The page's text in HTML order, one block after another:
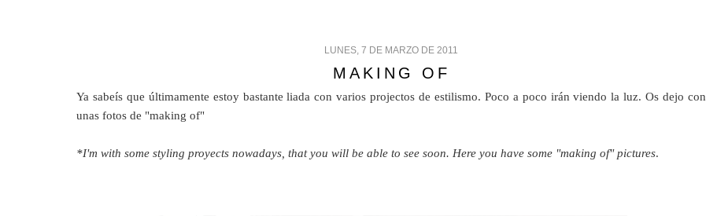
LUNES, 7 DE MARZO DE 2011
MAKING OF
Ya sabeís que últimamente estoy bastante liada con varios projectos de estilismo. Poco a poco irán viendo la luz. Os dejo con
unas fotos de "making of"
*I'm with some styling proyects nowadays, that you will be able to see soon. Here you have some "making of" pictures.